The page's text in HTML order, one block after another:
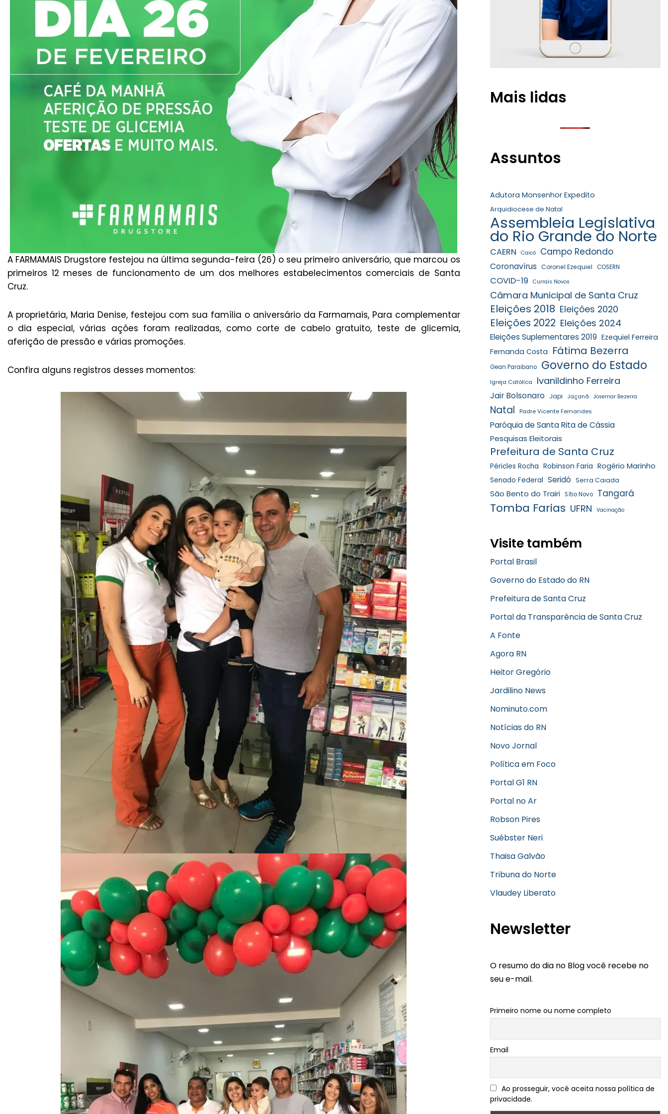
A FARMAMAIS Drugstore festejou na última segunda-feira (26) o seu primeiro aniversário, que marcou os
primeiros 12 meses de funcionamento de um dos melhores estabelecimentos comerciais de Santa
Cruz.
A proprietária, Maria Denise, festejou com sua família o aniversário da Farmamais, Para complementar
o dia especial, várias ações foram realizadas, como corte de cabelo gratuito, teste de glicemia,
aferição de pressão e várias promoções.
Confira alguns registros desses momentos:
Mais lidas
Assuntos
Adutora Monsenhor Expedito
Arquidiocese de Natal
Assembleia Legislativa
do Rio Grande do Norte
CAERN Caicó Campo Redondo
Coronavírus Coronel Ezequiel COSERN
COVID-19 Currais Novos
Câmara Municipal de Santa Cruz
Eleições 2018 Eleições 2020
Eleições 2022 Eleições 2024
Eleições Suplementares 2019 Ezequiel Ferreira
Fernanda Costa Fátima Bezerra
Gean Paraibano Governo do Estado
Igreja Católica Ivanildinho Ferreira
Jair Bolsonaro Japi Jaçanã Josemar Bezerra
Natal Padre Vicente Fernandes
Paróquia de Santa Rita de Cássia
Pesquisas Eleitorais
Prefeitura de Santa Cruz
Péricles Rocha Robinson Faria Rogério Marinho
Senado Federal Seridó Serra Caiada
São Bento do Trairi Sítio Novo Tangará
Tomba Farias UFRN Vacinação
Visite também
Portal Brasil
Governo do Estado do RN
Prefeitura de Santa Cruz
Portal da Transparência de Santa Cruz
A Fonte
Agora RN
Heitor Gregório
Jardilino News
Nominuto.com
Notícias do RN
Novo Jornal
Política em Foco
Portal G1 RN
Portal no Ar
Robson Pires
Suébster Neri
Thaisa Galvão
Tribuna do Norte
Vlaudey Liberato
Newsletter
O resumo do dia no Blog você recebe no
seu e-mail.
Primeiro nome ou nome completo
Email
Ao prosseguir, você aceita nossa política de
privacidade.